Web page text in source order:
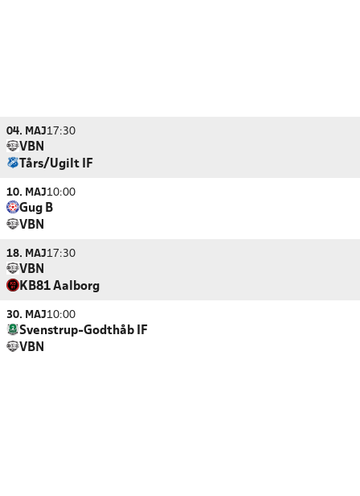
04. MAJ17:30
VBN
Tårs/Ugilt IF
10. MAJ10:00
Gug B
VBN
18. MAJ17:30
VBN
KB81 Aalborg
30. MAJ10:00
Svenstrup-Godthåb IF
VBN